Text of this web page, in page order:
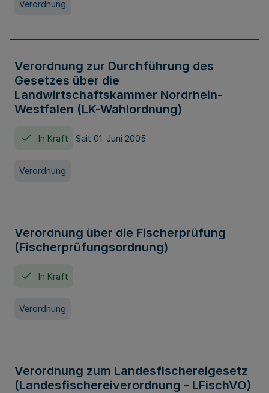
Verordnung
Verordnung zur Durchführung des
Gesetzes über die
Landwirtschaftskammer Nordrhein-
Westfalen (LK-Wahlordnung)
In Kraft Seit 01. Juni 2005
Verordnung
Verordnung über die Fischerprüfung
(Fischerprüfungsordnung)
In Kraft
Verordnung
Verordnung zum Landesfischereigesetz
(Landesfischereiverordnung - LFischVO)